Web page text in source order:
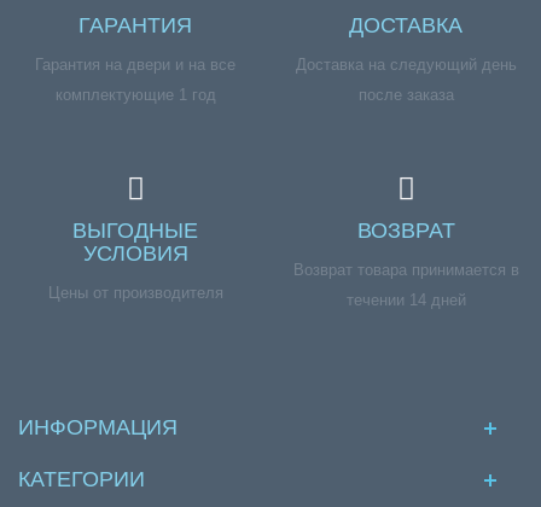
ГАРАНТИЯ
Гарантия на двери и на все
комплектующие 1 год
ДОСТАВКА
Доставка на следующий день
после заказа
ВЫГОДНЫЕ
УСЛОВИЯ
Цены от производителя
ВОЗВРАТ
Возврат товара принимается в
течении 14 дней
ИНФОРМАЦИЯ
КАТЕГОРИИ